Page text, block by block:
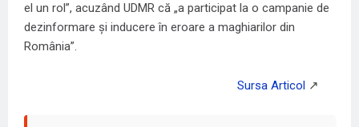
el un rol”, acuzând UDMR că „a participat la o campanie de
dezinformare și inducere în eroare a maghiarilor din
România”.